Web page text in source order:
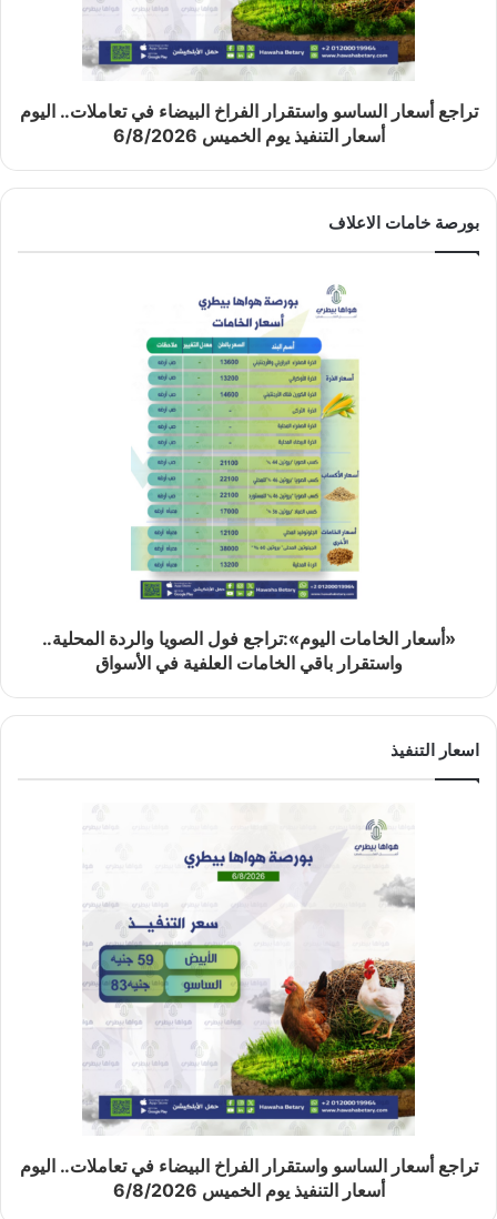
تراجع أسعار الساسو واستقرار الفراخ البيضاء في تعاملات.. اليوم
أسعار التنفيذ يوم الخميس 6/8/2026
بورصة خامات الاعلاف
«أسعار الخامات اليوم»:تراجع فول الصويا والردة المحلية..
واستقرار باقي الخامات العلفية في الأسواق
اسعار التنفيذ
تراجع أسعار الساسو واستقرار الفراخ البيضاء في تعاملات.. اليوم
أسعار التنفيذ يوم الخميس 6/8/2026